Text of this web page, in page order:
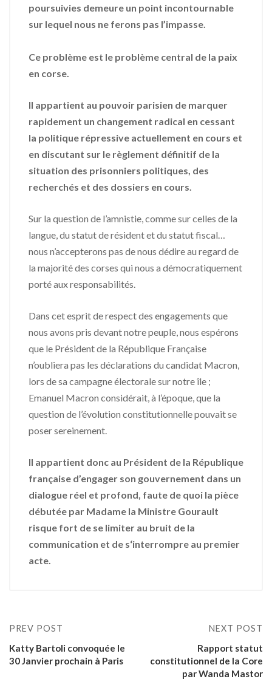
poursuivies demeure un point incontournable
sur lequel nous ne ferons pas l’impasse.
Ce problème est le problème central de la paix
en corse.
Il appartient au pouvoir parisien de marquer
rapidement un changement radical en cessant
la politique répressive actuellement en cours et
en discutant sur le règlement définitif de la
situation des prisonniers politiques, des
recherchés et des dossiers en cours.
Sur la question de l’amnistie, comme sur celles de la
langue, du statut de résident et du statut fiscal…
nous n’accepterons pas de nous dédire au regard de
la majorité des corses qui nous a démocratiquement
porté aux responsabilités.
Dans cet esprit de respect des engagements que
nous avons pris devant notre peuple, nous espérons
que le Président de la République Française
n’oubliera pas les déclarations du candidat Macron,
lors de sa campagne électorale sur notre île ;
Emanuel Macron considérait, à l’époque, que la
question de l’évolution constitutionnelle pouvait se
poser sereinement.
Il appartient donc au Président de la République
française d’engager son gouvernement dans un
dialogue réel et profond, faute de quoi la pièce
débutée par Madame la Ministre Gourault
risque fort de se limiter au bruit de la
communication et de s‘interrompre au premier
acte.
PREV POST
Katty Bartoli convoquée le
30 Janvier prochain à Paris
NEXT POST
Rapport statut
constitutionnel de la Core
par Wanda Mastor